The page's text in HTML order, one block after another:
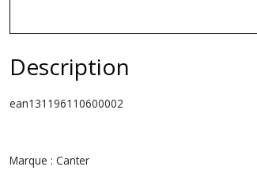
Description
ean131196110600002
Marque : Canter